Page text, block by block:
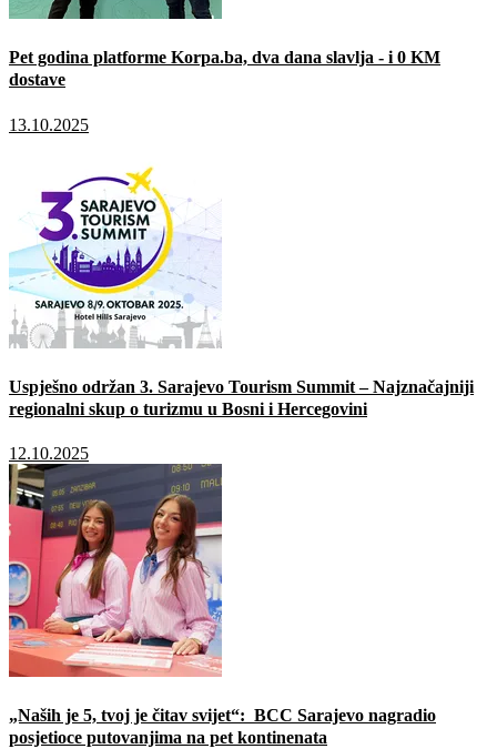
Pet godina platforme Korpa.ba, dva dana slavlja - i 0 KM
dostave
13.10.2025
Uspješno održan 3. Sarajevo Tourism Summit – Najznačajniji
regionalni skup o turizmu u Bosni i Hercegovini
12.10.2025
„Naših je 5, tvoj je čitav svijet“: BCC Sarajevo nagradio
posjetioce putovanjima na pet kontinenata